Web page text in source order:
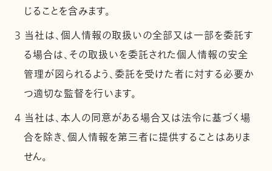
じることを含みます。
3 当社は、個人情報の取扱いの全部又は一部を委託す
る場合は、その取扱いを委託された個人情報の安全
管理が図られるよう、委託を受けた者に対する必要か
つ適切な監督を行います。
4 当社は、本人の同意がある場合又は法令に基づく場
合を除き、個人情報を第三者に提供することはありま
せん。